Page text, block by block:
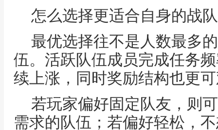
怎么选择更适合自身的战队
最优选择往不是人数最多
伍。活跃队伍成员完成任务
续上涨，同时奖励结构也更
若玩家偏好固定队友，则
需求的队伍；若偏好轻松，